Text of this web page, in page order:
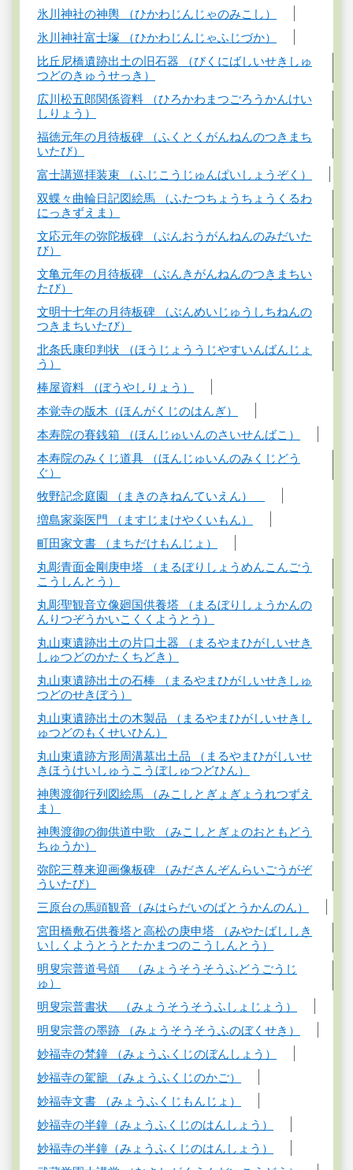
氷川神社の神輿 （ひかわじんじゃのみこし）
氷川神社富士塚 （ひかわじんじゃふじづか）
比丘尼橋遺跡出土の旧石器 （びくにばしいせきしゅ
つどのきゅうせっき）
広川松五郎関係資料 （ひろかわまつごろうかんけい
しりょう）
福徳元年の月待板碑 （ふくとくがんねんのつきまち
いたび）
富士講巡拝装束 （ふじこうじゅんぱいしょうぞく）
双蝶々曲輪日記図絵馬 （ふたつちょうちょうくるわ
にっきずえま）
文応元年の弥陀板碑 （ぶんおうがんねんのみだいた
び）
文亀元年の月待板碑 （ぶんきがんねんのつきまちい
たび）
文明十七年の月待板碑 （ぶんめいじゅうしちねんの
つきまちいたび）
北条氏康印判状 （ほうじょううじやすいんばんじょ
う）
棒屋資料 （ぼうやしりょう）
本覚寺の版木（ほんがくじのはんぎ）
本寿院の賽銭箱 （ほんじゅいんのさいせんばこ）
本寿院のみくじ道具 （ほんじゅいんのみくじどう
ぐ）
牧野記念庭園 （まきのきねんていえん）
増島家薬医門 （ますじまけやくいもん）
町田家文書 （まちだけもんじょ）
丸彫青面金剛庚申塔 （まるぼりしょうめんこんごう
こうしんとう）
丸彫聖観音立像廻国供養塔 （まるぼりしょうかんの
んりつぞうかいこくくようとう）
丸山東遺跡出土の片口土器 （まるやまひがしいせき
しゅつどのかたくちどき）
丸山東遺跡出土の石棒 （まるやまひがしいせきしゅ
つどのせきぼう）
丸山東遺跡出土の木製品 （まるやまひがしいせきし
ゅつどのもくせいひん）
丸山東遺跡方形周溝墓出土品 （まるやまひがしいせ
きほうけいしゅうこうぼしゅつどひん）
神輿渡御行列図絵馬 （みこしとぎょぎょうれつずえ
ま）
神輿渡御の御供道中歌 （みこしとぎょのおともどう
ちゅうか）
弥陀三尊来迎画像板碑 （みださんぞんらいごうがぞ
ういたび）
三原台の馬頭観音（みはらだいのばとうかんのん）
宮田橋敷石供養塔と高松の庚申塔 （みやたばししき
いしくようとうとたかまつのこうしんとう）
明叟宗普道号頌 （みょうそうそうふどうごうじ
ゅ）
明叟宗普書状 （みょうそうそうふしょじょう）
明叟宗普の墨跡 （みょうそうそうふのぼくせき）
妙福寺の梵鐘 （みょうふくじのぼんしょう）
妙福寺の駕籠 （みょうふくじのかご）
妙福寺文書 （みょうふくじもんじょ）
妙福寺の半鐘（みょうふくじのはんしょう）
妙福寺の半鐘（みょうふくじのはんしょう）